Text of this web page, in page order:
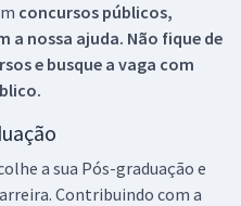
concursos públicos,
a nossa ajuda. Não fique de
e busque a vaga com
a sua Pós-graduação e
Contribuindo com a